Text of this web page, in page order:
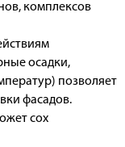
комплексов
осадки,
позволяет
фасадов.
сох